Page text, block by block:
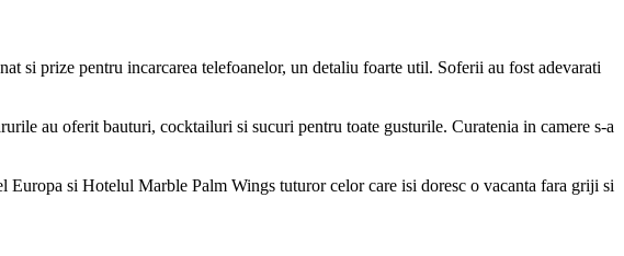
si prize pentru incarcarea telefoanelor, un detaliu foarte util. Soferii au fost adevarati
au oferit bauturi, cocktailuri si sucuri pentru toate gusturile. Curatenia in camere s-a
si Hotelul Marble Palm Wings tuturor celor care isi doresc o vacanta fara griji si